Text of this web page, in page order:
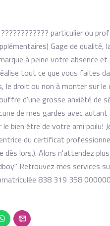
particulier ou
Gage de qualité,
à peine votre absence
tout ce que vous faites
le droit ou non à monter sur
d'une grosse anxiété de
de mes gardes avec autant
bien être de votre ami poilu!
du certificat
dès lors.). Alors n'attendez
Retrouvez mes services
838 319 358